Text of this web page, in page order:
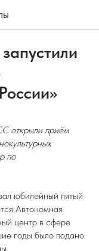
открыли приём
по
юбилейный пятый
Автономная
центр в сфере
годы было подано